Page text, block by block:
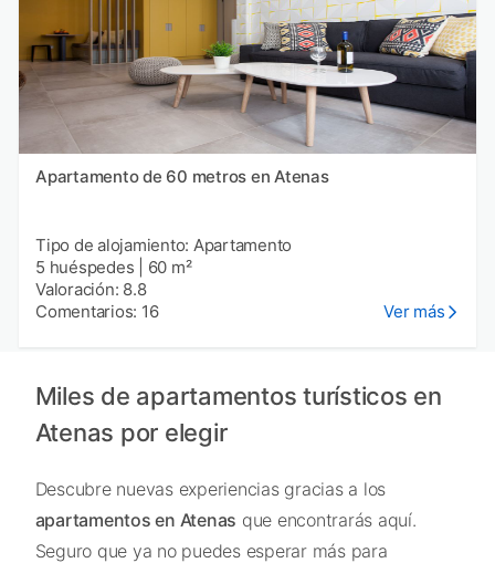
Apartamento de 60 metros en Atenas
Tipo de alojamiento: Apartamento
5 huéspedes
60 m²
Valoración: 8.8
Comentarios: 16
Ver más
Miles de apartamentos turísticos en
Atenas por elegir
Descubre nuevas experiencias gracias a los
apartamentos en Atenas que encontrarás aquí.
Seguro que ya no puedes esperar más para